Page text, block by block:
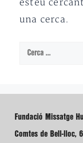
esteu
una cerca.
Cerca:
Fundació Missatge
Comtes de Bell-lloc,